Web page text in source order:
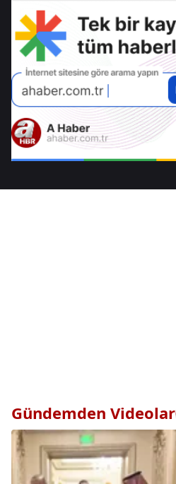
Gündemden Videolar